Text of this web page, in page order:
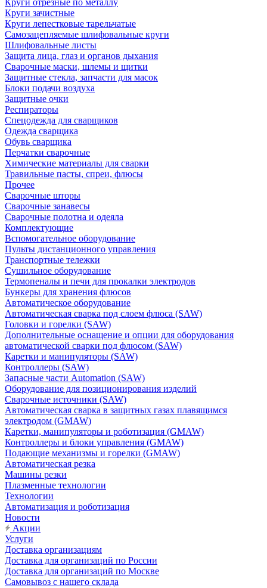
Круги отрезные по металлу
Круги зачистные
Круги лепестковые тарельчатые
Самозацепляемые шлифовальные круги
Шлифовальные листы
Защита лица, глаз и органов дыхания
Сварочные маски, шлемы и щитки
Защитные стекла, запчасти для масок
Блоки подачи воздуха
Защитные очки
Респираторы
Спецодежда для сварщиков
Одежда сварщика
Обувь сварщика
Перчатки сварочные
Химические материалы для сварки
Травильные пасты, спреи, флюсы
Прочее
Сварочные шторы
Сварочные занавесы
Сварочные полотна и одеяла
Комплектующие
Вспомогательное оборудование
Пульты дистанционного управления
Транспортные тележки
Сушильное оборудование
Термопеналы и печи для прокалки электродов
Бункеры для хранения флюсов
Автоматическое оборудование
Автоматическая сварка под слоем флюса (SAW)
Головки и горелки (SAW)
Дополнительные оснащение и опции для оборудования
автоматической сварки под флюсом (SAW)
Каретки и манипуляторы (SAW)
Контроллеры (SAW)
Запасные части Automation (SAW)
Оборудование для позиционирования изделий
Сварочные источники (SAW)
Автоматическая сварка в защитных газах плавящимся
электродом (GMAW)
Каретки, манипуляторы и роботизация (GMAW)
Контроллеры и блоки управления (GMAW)
Подающие механизмы и горелки (GMAW)
Автоматическая резка
Машины резки
Плазменные технологии
Технологии
Автоматизация и роботизация
Новости
Акции
Услуги
Доставка организациям
Доставка для организаций по России
Доставка для организаций по Москве
Самовывоз с нашего склада